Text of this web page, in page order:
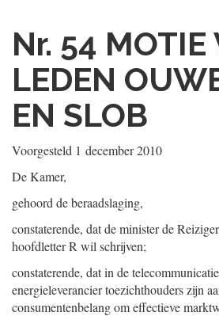
Nr. 54 MOTIE
LEDEN
EN SLOB
Voorgesteld 1 december 2010
De Kamer,
gehoord de beraadslaging,
constaterende, dat de minister de
hoofdletter R wil schrijven;
constaterende, dat in de
energieleverancier toezichthouders zijn
consumentenbelang om effectieve